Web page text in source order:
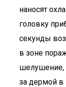
наносят
головку
секунды
в зоне
шелушение,
за дермой в